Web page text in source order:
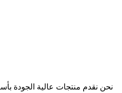
نحن نقدم منتجات عالية الجودة